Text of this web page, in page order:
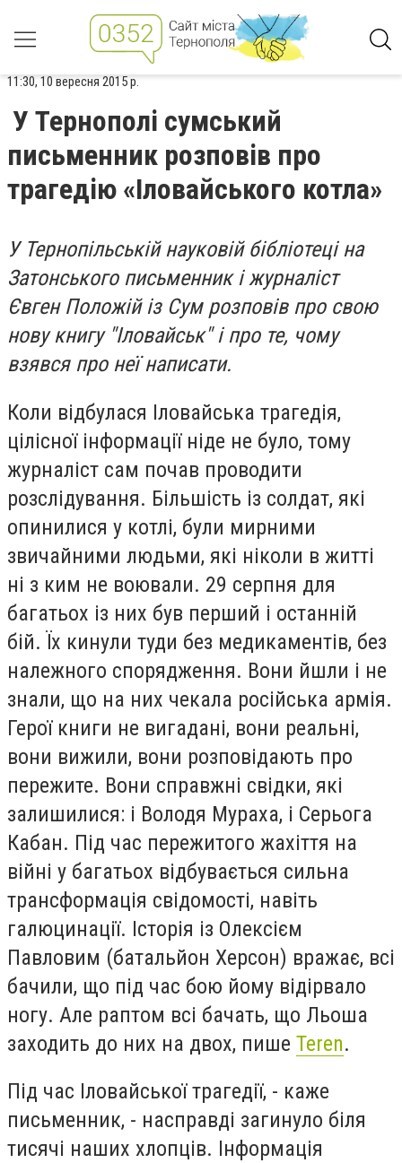
11:30, 10 вересня 2015 р.
У Тернополі сумський
письменник розповів про
трагедію «Іловайського котла»
У Тернопільській науковій бібліотеці на
Затонського письменник і журналіст
Євген Положій із Сум розповів про свою
нову книгу "Іловайськ" і про те, чому
взявся про неї написати.
Коли відбулася Іловайська трагедія,
цілісної інформації ніде не було, тому
журналіст сам почав проводити
розслідування. Більшість із солдат, які
опинилися у котлі, були мирними
звичайними людьми, які ніколи в житті
ні з ким не воювали. 29 серпня для
багатьох із них був перший і останній
бій. Їх кинули туди без медикаментів, без
належного спорядження. Вони йшли і не
знали, що на них чекала російська армія.
Герої книги не вигадані, вони реальні,
вони вижили, вони розповідають про
пережите. Вони справжні свідки, які
залишилися: і Володя Мураха, і Серьога
Кабан. Під час пережитого жахіття на
війні у багатьох відбувається сильна
трансформація свідомості, навіть
галюцинації. Історія із Олексієм
Павловим (батальйон Херсон) вражає, всі
бачили, що під час бою йому відірвало
ногу. Але раптом всі бачать, що Льоша
заходить до них на двох, пише Teren.
Під час Іловайської трагедії, - каже
письменник, - насправді загинуло біля
тисячі наших хлопців. Інформація